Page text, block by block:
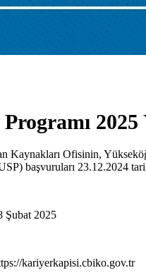
2025
Kaynakları Ofisinin,
başvuruları 23.12.2024
Şubat 2025
kariyerkapisi.cbiko.gov.tr